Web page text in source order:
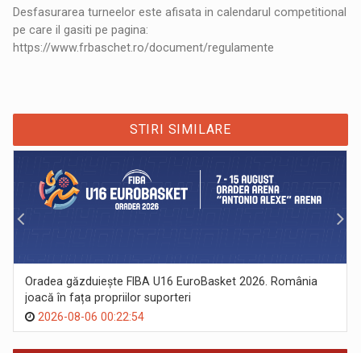
Desfasurarea turneelor este afisata in calendarul competitional
pe care il gasiti pe pagina:
https://www.frbaschet.ro/document/regulamente
STIRI SIMILARE
Oradea găzduiește FIBA U16 EuroBasket 2026. România
joacă în fața propriilor suporteri
2026-08-06 00:22:54